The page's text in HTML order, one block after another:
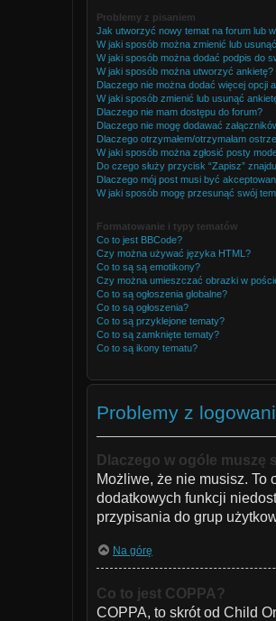
Problemy z pisaniem
Jak utworzyć nowy temat na forum lub
W jaki sposób można zmienić lub
W jaki sposób można dodać podpis do
W jaki sposób można utworzyć ankietę?
Dlaczego nie można dodać więcej opcji
W jaki sposób zmienić lub usunąć
Dlaczego nie mam dostępu do forum?
Dlaczego nie mogę dodawać
Dlaczego otrzymałem/otrzymałam
W jaki sposób można zgłosić posty
Do czego służy przycisk “Zapisz”
Dlaczego mój post musi być
W jaki sposób mogę przesunąć swój
Formatowanie i typy tematów
Co to jest BBCode?
Czy można używać języka HTML?
Co to są są emotikony?
Czy można umieszczać obrazki w
Co to są ogłoszenia globalne?
Co to są ogłoszenia?
Co to są przyklejone tematy?
Co to są zamknięte tematy?
Co to są ikony tematu?
Problemy z
Dlaczego w ogóle muszę
Możliwe, że nie musisz.
dodatkowych funkcji
przypisania do grup
Na górę
Co to jest COPPA?
COPPA, to skrót od Child